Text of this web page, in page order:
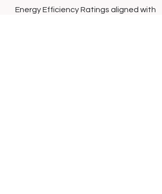
Energy Efficiency Ratings aligned with